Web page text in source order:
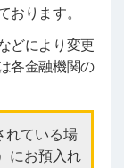
おります。
どにより変更
各金融機関の
れている場
にお預入れ